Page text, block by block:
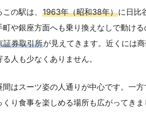
の駅は、 1963年（昭和38年）に日比
や銀座方面へも乗り換えなしで動け
証券取引所が見えてきます。近くには
人も少なくありません。
はスーツ姿の人通りが中心です。一
り食事を楽しめる場所も広がってきま